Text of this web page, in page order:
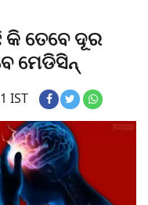
ତେବେ ଦୂର
ମେଡିସିନ୍
IST